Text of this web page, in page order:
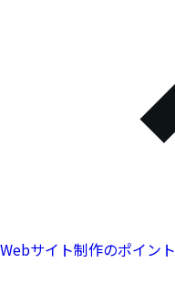
Webサイト制作のポイント